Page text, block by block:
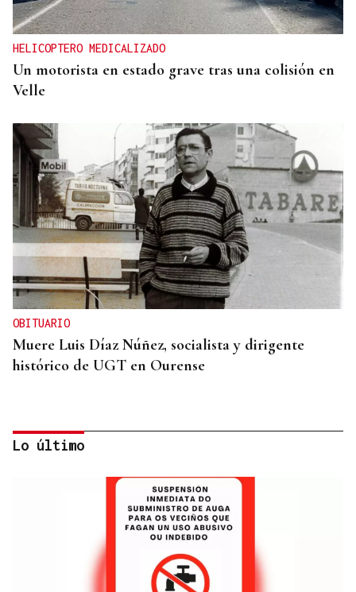
HELICOPTERO MEDICALIZADO
Un motorista en estado grave tras una colisión en
Velle
OBITUARIO
Muere Luis Díaz Núñez, socialista y dirigente
histórico de UGT en Ourense
Lo último